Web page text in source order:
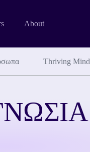
About
Thriving Mind